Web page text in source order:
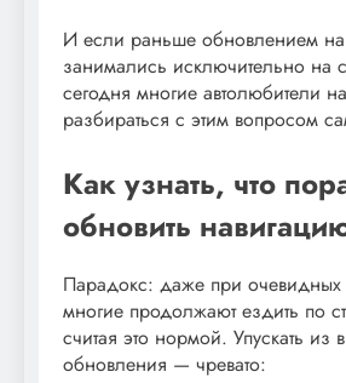
И если раньше обновлением
занимались исключительно на
сегодня многие автолюбители
разбираться с этим вопросом
Как узнать, что
обновить
Парадокс: даже при очевидных
многие продолжают ездить по
считая это нормой. Упускать из
обновления — чревато: